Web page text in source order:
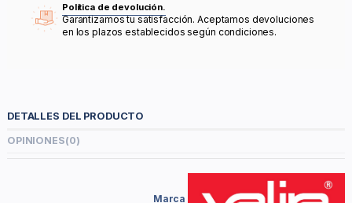
Política de devolución.
Garantizamos tu satisfacción. Aceptamos devoluciones
en los plazos establecidos según condiciones.
DETALLES DEL PRODUCTO
OPINIONES(0)
Marca